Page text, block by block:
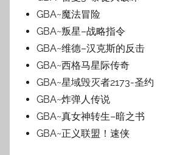
GBA~魔法冒险
GBA~叛星–战略指令
GBA~维德–汉克斯的反击
GBA~西格马星际传奇
GBA~星域毁灭者2173-圣约
GBA~炸弹人传说
GBA~真女神转生–暗之书
GBA~正义联盟！速侠